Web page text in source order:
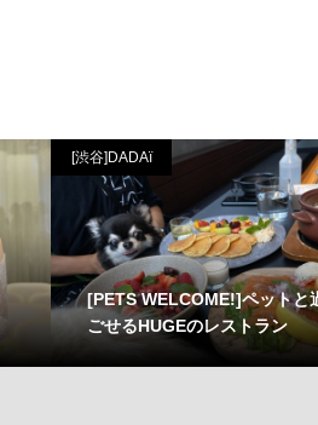
[渋谷]DADAï
[PETS WELCOME!]ペットと
ごせるHUGEのレストラン